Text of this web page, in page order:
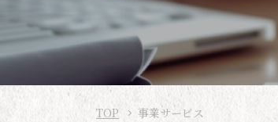
TOP 事業サービス